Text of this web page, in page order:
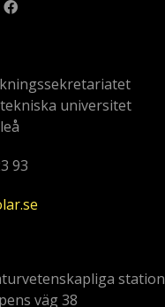
universitet
93
se
station
väg 38